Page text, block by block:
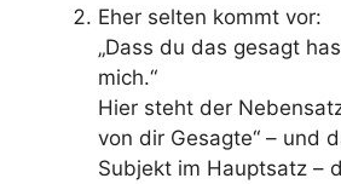
Eher selten kommt vor:
„Dass du das gesagt
mich.“
Hier steht der
von dir Gesagte“ – und
Subjekt im Hauptsatz –